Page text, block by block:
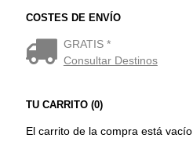
COSTES DE ENVÍO
GRATIS *
Consultar Destinos
TU CARRITO (0)
El carrito de la compra está vacío